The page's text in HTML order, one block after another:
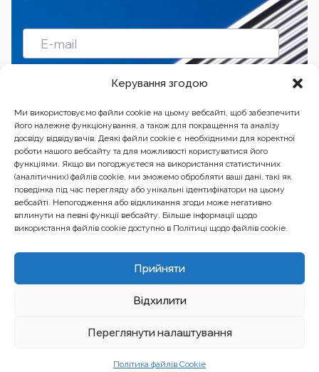
Керування згодою
Ми використовуємо файли cookie на цьому вебсайті, щоб забезпечити
його належне функціонування, а також для покращення та аналізу
досвіду відвідувачів. Деякі файли cookie є необхідними для коректної
роботи нашого вебсайту та для можливості користуватися його
функціями. Якщо ви погоджуєтеся на використання статистичних
(аналітичних) файлів cookie, ми зможемо обробляти ваші дані, такі як
поведінка під час перегляду або унікальні ідентифікатори на цьому
вебсайті. Непогодження або відкликання згоди може негативно
вплинути на певні функції вебсайту. Більше інформації щодо
використання файлів cookie доступно в Політиці щодо файлів cookie.
Прийняти
Відхилити
Переглянути налаштування
Політика файлів Cookie
Підписатись
Бізнес-центр “Ренесанс” 01601, Україна, Київ, вул.
Бульварно-Кудрявська, 24
Вебсайт створений та обслуговується за фінансової підтримки
EU4PFM і не обов’язково відображає позицію Європейського Союзу.
© 2024. All rights reserved